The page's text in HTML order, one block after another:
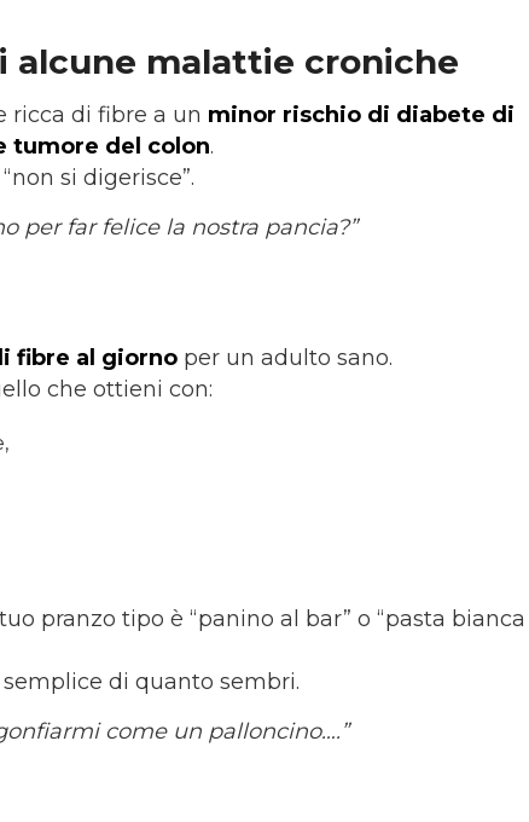
alcune malattie croniche
ricca di fibre a un minor rischio di diabete di
tumore del colon.
si digerisce”.
per far felice la nostra pancia?”
fibre al giorno per un adulto sano.
che ottieni con:
pranzo tipo è “panino al bar” o “pasta bianca
di quanto sembri.
come un palloncino….”